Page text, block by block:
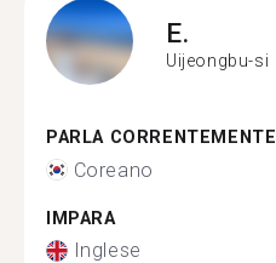
E.
Uijeongbu-si
PARLA CORRENTEMENTE
Coreano
IMPARA
Inglese